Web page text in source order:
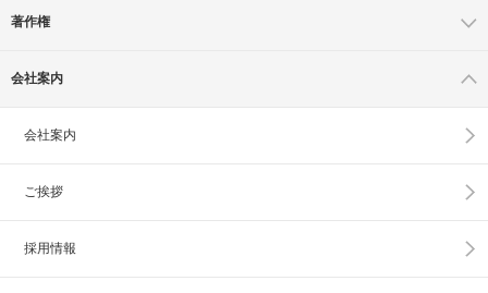
著作権
会社案内
会社案内
ご挨拶
採用情報